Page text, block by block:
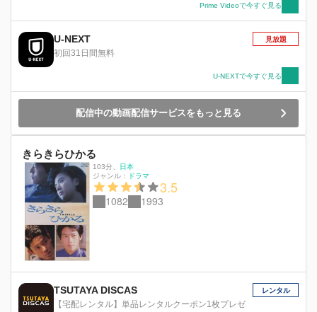
Prime Videoで今すぐ見る
U-NEXT
初回31日間無料
見放題
U-NEXTで今すぐ見る
配信中の動画配信サービスをもっと見る
きらきらひかる
103分
日本
ジャンル：
ドラマ
3.5
1082 1993
TSUTAYA DISCAS
【宅配レンタル】単品レンタルクーポン1枚プレゼ
レンタル